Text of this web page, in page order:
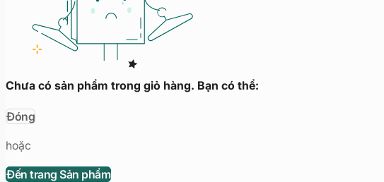
Chưa có sản phẩm trong giỏ hàng. Bạn có thể:
Đóng
hoặc
Đến trang Sản phẩm